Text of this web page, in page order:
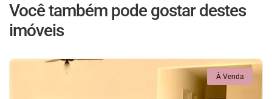
Você também pode gostar destes
imóveis
À Venda